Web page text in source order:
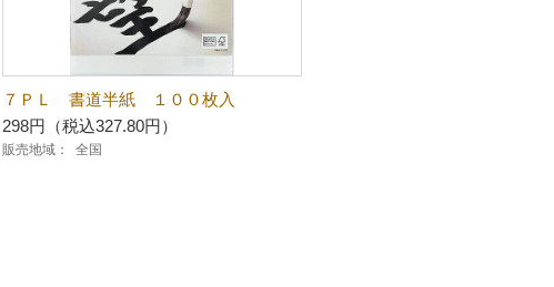
７ＰＬ 書道半紙 １００枚入
298円（税込327.80円）
販売地域： 全国